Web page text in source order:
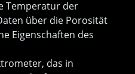
Temperatur der
über die Porosität
Eigenschaften des
das in